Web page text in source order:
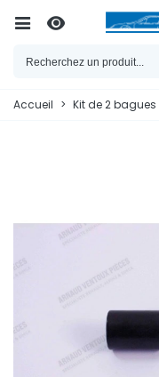
Accueil > Kit de 2